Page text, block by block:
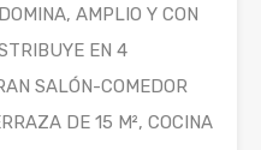
AMPLIO Y CON
EN 4
SALÓN-COMEDOR
DE 15 M², COCINA